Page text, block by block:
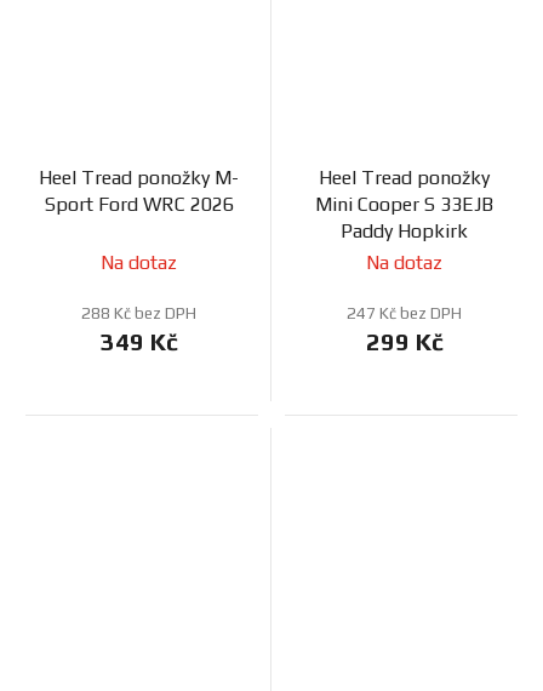
Heel Tread ponožky M-
Sport Ford WRC 2026
Na dotaz
288 Kč bez DPH
349 Kč
Heel Tread ponožky
Mini Cooper S 33EJB
Paddy Hopkirk
Na dotaz
247 Kč bez DPH
299 Kč